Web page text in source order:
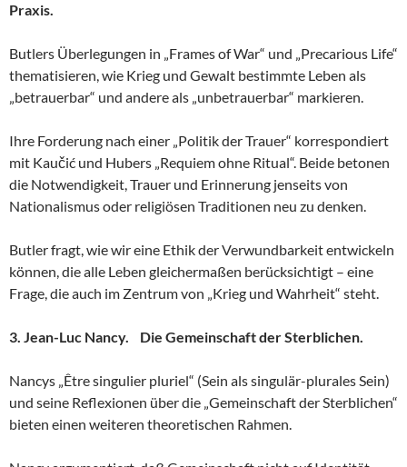
Praxis.
Butlers Überlegungen in „Frames of War“ und „Precarious Life“
thematisieren, wie Krieg und Gewalt bestimmte Leben als
„betrauerbar“ und andere als „unbetrauerbar“ markieren.
Ihre Forderung nach einer „Politik der Trauer“ korrespondiert
mit Kaučić und Hubers „Requiem ohne Ritual“. Beide betonen
die Notwendigkeit, Trauer und Erinnerung jenseits von
Nationalismus oder religiösen Traditionen neu zu denken.
Butler fragt, wie wir eine Ethik der Verwundbarkeit entwickeln
können, die alle Leben gleichermaßen berücksichtigt – eine
Frage, die auch im Zentrum von „Krieg und Wahrheit“ steht.
3. Jean-Luc Nancy. Die Gemeinschaft der Sterblichen.
Nancys „Être singulier pluriel“ (Sein als singulär-plurales Sein)
und seine Reflexionen über die „Gemeinschaft der Sterblichen“
bieten einen weiteren theoretischen Rahmen.